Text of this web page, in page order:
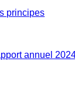
principes
annuel